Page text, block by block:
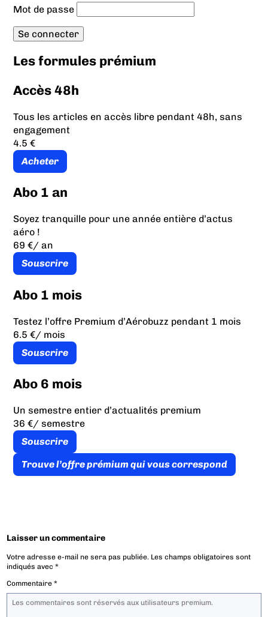
Mot de passe
Les formules prémium
Accès 48h
Tous les articles en accès libre pendant 48h, sans
engagement
4.5 €
Acheter
Abo 1 an
Soyez tranquille pour une année entière d’actus
aéro !
69 €/ an
Souscrire
Abo 1 mois
Testez l’offre Premium d’Aérobuzz pendant 1 mois
6.5 €/ mois
Souscrire
Abo 6 mois
Un semestre entier d’actualités premium
36 €/ semestre
Souscrire
Trouve l’offre prémium qui vous correspond
Laisser un commentaire
Votre adresse e-mail ne sera pas publiée. Les champs obligatoires sont
indiqués avec*
Commentaire*